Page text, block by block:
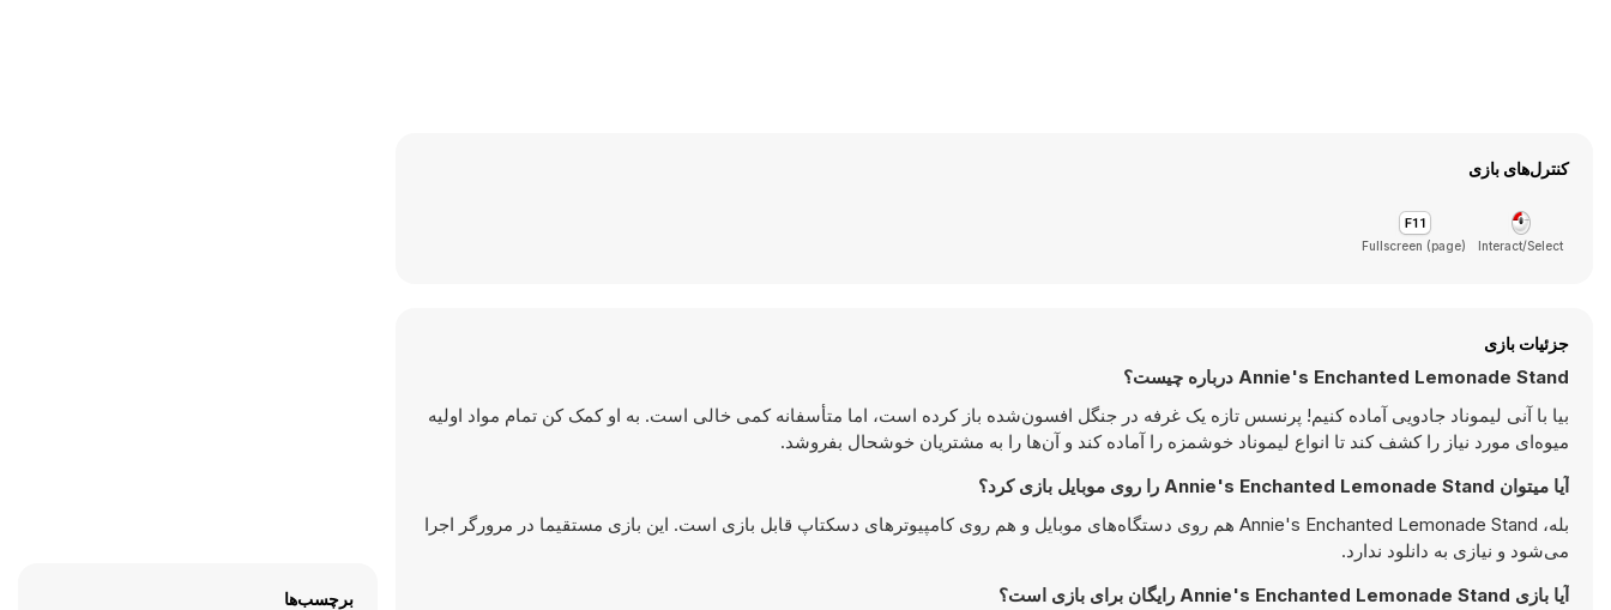
کنترل‌های بازی
Interact/Select
Fullscreen (page)
جزئیات بازی
Annie's Enchanted Lemonade Stand درباره چیست؟
بیا با آنی لیموناد جادویی آماده کنیم! پرنسس تازه یک غرفه در جنگل افسون‌شده باز کرده است، اما متأسفانه کمی خالی است. به او کمک کن تمام مواد اولیه
میوه‌ای مورد نیاز را کشف کند تا انواع لیموناد خوشمزه را آماده کند و آن‌ها را به مشتریان خوشحال بفروشد.
آیا میتوان Annie's Enchanted Lemonade Stand را روی موبایل بازی کرد؟
بله، Annie's Enchanted Lemonade Stand هم روی دستگاه‌های موبایل و هم روی کامپیوترهای دسکتاپ قابل بازی است. این بازی مستقیما در مرورگر اجرا
می‌شود و نیازی به دانلود ندارد.
آیا بازی Annie's Enchanted Lemonade Stand رایگان برای بازی است؟
برچسب‌ها